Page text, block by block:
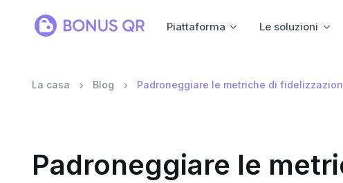
Piattaforma Le soluzioni
La casa Blog Padroneggiare le metriche di
Padroneggiare le